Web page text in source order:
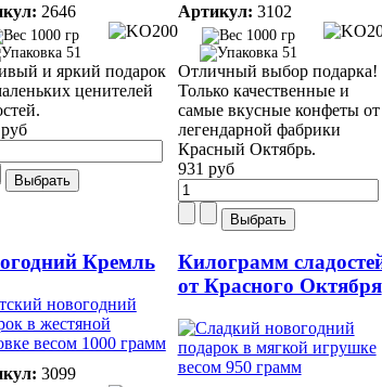
2646
1000 гр
51
и яркий подарок
ценителей
Артикул: 3102
1000 гр
51
Отличный выбор подарка!
Только качественные и
самые вкусные конфеты от
легендарной фабрики
Красный Октябрь.
931 руб
Кремль
3099
Килограмм
от Красного Октября